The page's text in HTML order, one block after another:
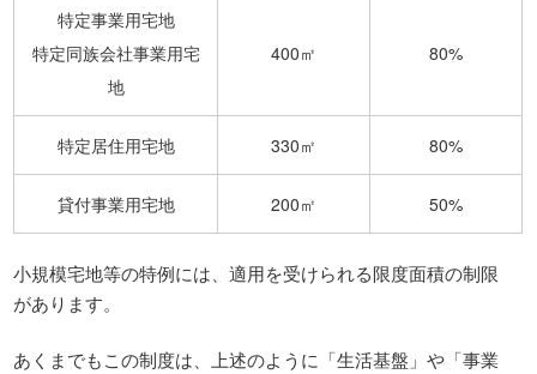
特定事業用宅地
特定同族会社事業用宅
地
400㎡ 80%
特定居住用宅地 330㎡ 80%
貸付事業用宅地 200㎡ 50%
小規模宅地等の特例には、適用を受けられる限度面積の制限
があります。
あくまでもこの制度は、上述のように「生活基盤」や「事業